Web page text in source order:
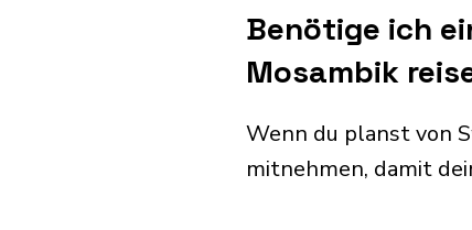
Benötige ich
Mosambik
Wenn du planst von
mitnehmen, damit